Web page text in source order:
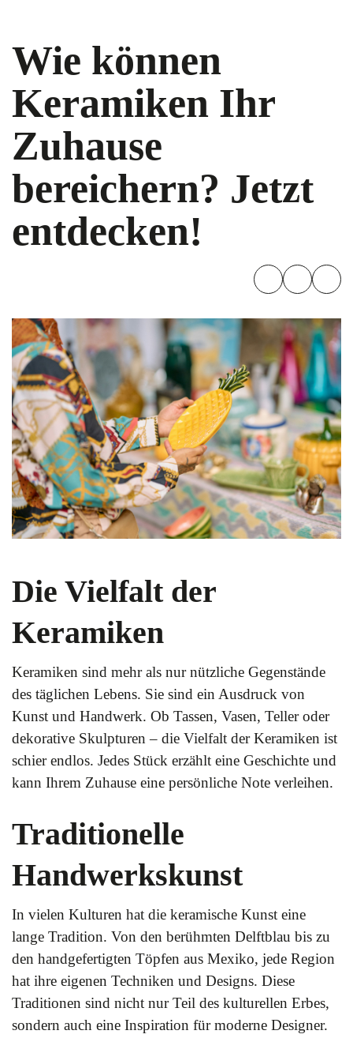
Wie können
Keramiken Ihr
Zuhause
bereichern? Jetzt
entdecken!
Die Vielfalt der
Keramiken
Keramiken sind mehr als nur nützliche Gegenstände
des täglichen Lebens. Sie sind ein Ausdruck von
Kunst und Handwerk. Ob Tassen, Vasen, Teller oder
dekorative Skulpturen – die Vielfalt der Keramiken ist
schier endlos. Jedes Stück erzählt eine Geschichte und
kann Ihrem Zuhause eine persönliche Note verleihen.
Traditionelle
Handwerkskunst
In vielen Kulturen hat die keramische Kunst eine
lange Tradition. Von den berühmten Delftblau bis zu
den handgefertigten Töpfen aus Mexiko, jede Region
hat ihre eigenen Techniken und Designs. Diese
Traditionen sind nicht nur Teil des kulturellen Erbes,
sondern auch eine Inspiration für moderne Designer.